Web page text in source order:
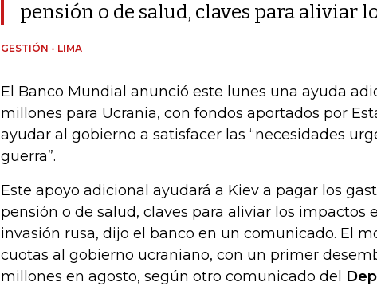
pensión o de salud, claves para aliviar
GESTIÓN - LIMA
El Banco Mundial anunció este lunes una ayuda
millones para Ucrania, con fondos aportados por
ayudar al gobierno a satisfacer las “necesidades
guerra”.
Este apoyo adicional ayudará a Kiev a pagar los
pensión o de salud, claves para aliviar los impactos
invasión rusa, dijo el banco en un comunicado. El
cuotas al gobierno ucraniano, con un primer
millones en agosto, según otro comunicado del